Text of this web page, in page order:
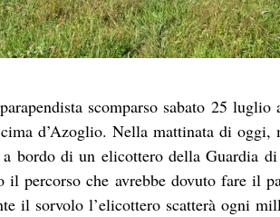
scomparso sabato 25
d’Azoglio. Nella mattinata di oggi,
bordo di un elicottero della Guardia
percorso che avrebbe dovuto fare il
il sorvolo l’elicottero scatterà ogni